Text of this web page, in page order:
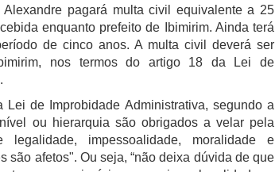
pagará multa civil equivalente a 25
enquanto prefeito de Ibimirim. Ainda terá
de cinco anos. A multa civil deverá ser
nos termos do artigo 18 da Lei de
de Improbidade Administrativa, segundo a
ou hierarquia são obrigados a velar pela
impessoalidade, moralidade e
são afetos". Ou seja, “não deixa dúvida de que